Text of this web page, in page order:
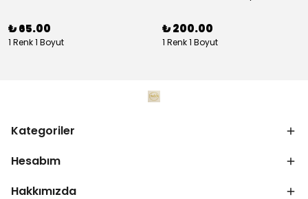
₺ 65.00
1 Renk 1 Boyut
₺ 200.00
1 Renk 1 Boyut
Kategoriler
Hesabım
Hakkımızda